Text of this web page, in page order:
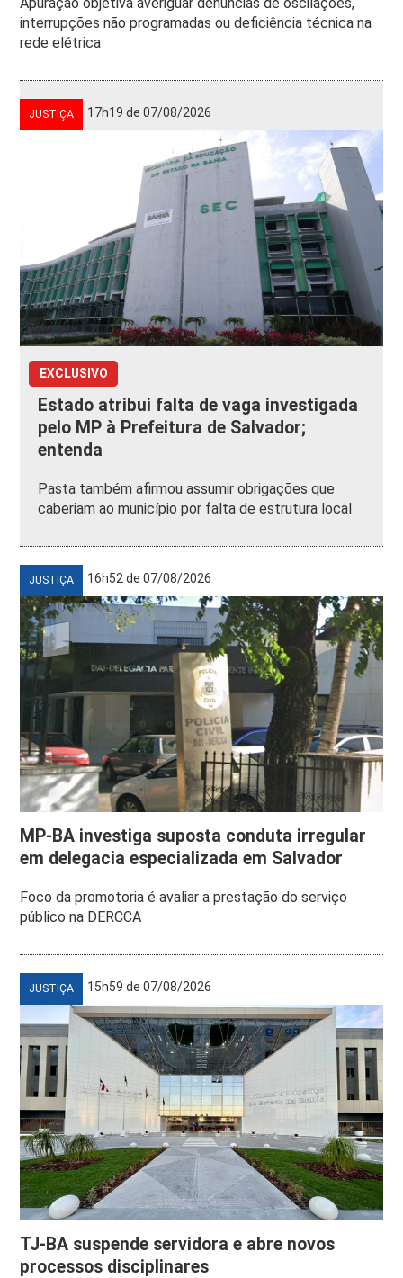
interrupções não programadas ou deficiência técnica na
rede elétrica
JUSTIÇA 17h19 de 07/08/2026
EXCLUSIVO
Estado atribui falta de vaga investigada
pelo MP à Prefeitura de Salvador;
entenda
Pasta também afirmou assumir obrigações que
caberiam ao município por falta de estrutura local
JUSTIÇA 16h52 de 07/08/2026
MP-BA investiga suposta conduta irregular
em delegacia especializada em Salvador
Foco da promotoria é avaliar a prestação do serviço
público na DERCCA
JUSTIÇA 15h59 de 07/08/2026
TJ-BA suspende servidora e abre novos
processos disciplinares